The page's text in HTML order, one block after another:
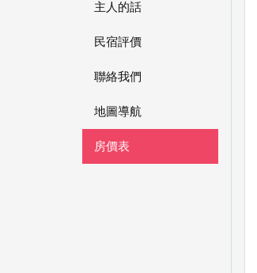
主人的話
民宿評價
聯絡我們
地圖導航
房價表